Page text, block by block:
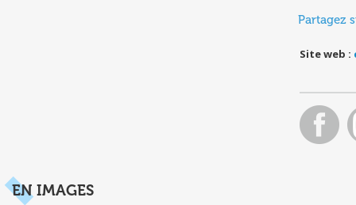
Partagez
Site web :
EN IMAGES